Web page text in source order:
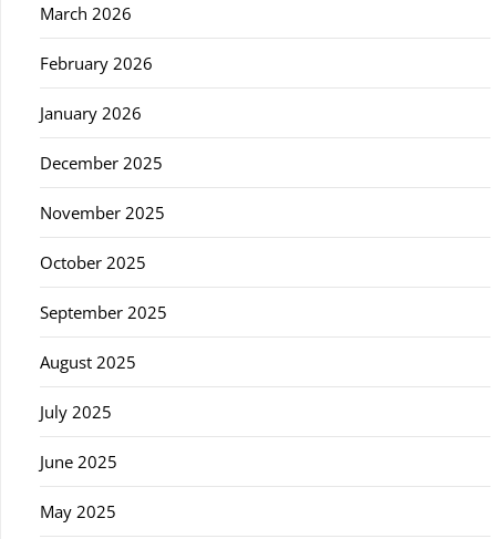
March 2026
February 2026
January 2026
December 2025
November 2025
October 2025
September 2025
August 2025
July 2025
June 2025
May 2025